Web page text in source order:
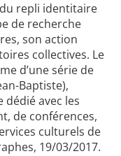
repli identitaire
de recherche
son action
collectives. Le
d’une série de
Baptiste),
dédié avec les
de conférences,
culturels de
19/03/2017.